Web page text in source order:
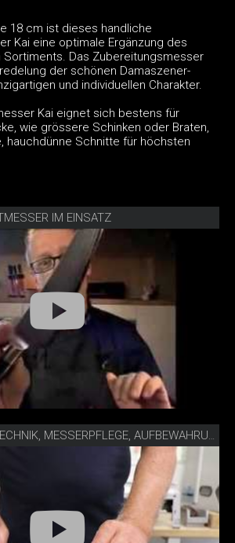
18 cm ist dieses handliche
Kai eine optimale Ergänzung des
Sortiments. Das Zubereitungsmesser
der schönen Damaszener-
und individuellen Charakter.
Kai eignet sich bestens für
wie grössere Schinken oder Braten,
hauchdünne Schnitte für höchsten
IM EINSATZ
VIDEO SCHNEIDETECHNIK, MESSERPFLEGE, AUFBEWAHRUNG